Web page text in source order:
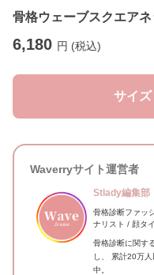
骨格ウェーブスクエア
6,180 円 (税込)
サイ
Waverryサイト運営者
Stlady編集部
骨格診断ファッ
ナリスト / 顔タ
骨格診断に関す
し、 累計20万
中。